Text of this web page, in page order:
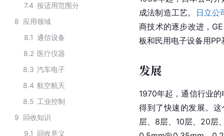
7.4 按适用范围分
8 应用领域
8.1 通信设备
8.2 医疗仪器
8.3 汽车电子
8.4 航空航天
8.5 工业控制
9 回收知识
9.1 回收意义
成法制造工艺。
日立公
商技术的逐步改进，
板和民用电子设备用PP
发展
1970年起，通信行业的
得到了快速的发展。
层、8层、10层、20层